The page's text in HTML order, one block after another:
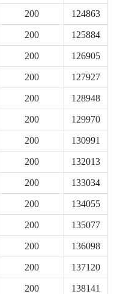
200 124863
200 125884
200 126905
200 127927
200 128948
200 129970
200 130991
200 132013
200 133034
200 134055
200 135077
200 136098
200 137120
200 138141